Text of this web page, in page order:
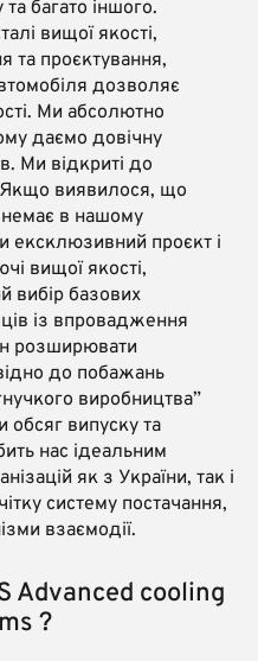
багато іншого.
вищої якості,
та проєктування,
дозволяє
Ми абсолютно
даємо довічну
Ми відкриті до
Якщо виявилося, що
в нашому
ексклюзивний проєкт і
вищої якості,
вибір базових
із впровадження
розширювати
до побажань
виробництва”
випуску та
нас ідеальним
як з України, так і
систему постачання,
взаємодії.
Advanced cooling
‍?